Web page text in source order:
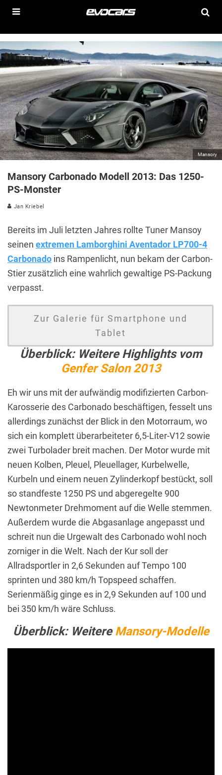
Mansory
Mansory Carbonado Modell 2013: Das 1250-
PS-Monster
Jan Kriebel
Bereits im Juli letzten Jahres rollte Tuner Mansoy
seinen extremen Lamborghini Aventador LP700-4
Carbonado ins Rampenlicht, nun bekam der Carbon-
Stier zusätzlich eine wahrlich gewaltige PS-Packung
verpasst.
Zur Galerie für Smartphone und
Tablet
Überblick: Weitere Highlights vom
Genfer Salon 2013
Eh wir uns mit der aufwändig modifizierten Carbon-
Karosserie des Carbonado beschäftigen, fesselt uns
allerdings zunächst der Blick in den Motorraum, wo
sich ein komplett überarbeiteter 6,5-Liter-V12 sowie
zwei Turbolader breit machen. Der Motor wurde mit
neuen Kolben, Pleuel, Pleuellager, Kurbelwelle,
Kurbeln und einem neuen Zylinderkopf bestückt, soll
so standfeste 1250 PS und abgeregelte 900
Newtonmeter Drehmoment auf die Welle stemmen.
Außerdem wurde die Abgasanlage angepasst und
schreit nun die Urgewalt des Carbonado wohl noch
zorniger in die Welt. Nach der Kur soll der
Allradsportler in 2,6 Sekunden auf Tempo 100
sprinten und 380 km/h Topspeed schaffen.
Serienmäßig ginge es in 2,9 Sekunden auf 100 und
bei 350 km/h wäre Schluss.
Überblick: WeitereMansory-Modelle